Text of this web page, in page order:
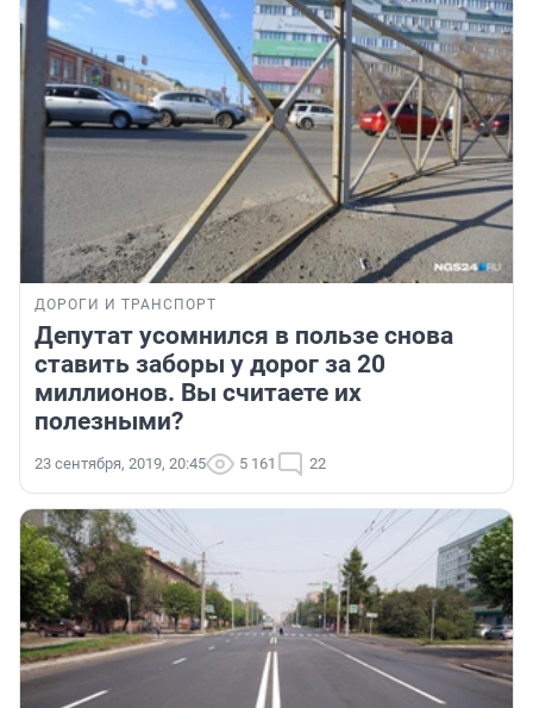
ДОРОГИ И ТРАНСПОРТ
Депутат усомнился в пользе снова
ставить заборы у дорог за 20
миллионов. Вы считаете их
полезными?
23 сентября, 2019, 20:45 5 161 22